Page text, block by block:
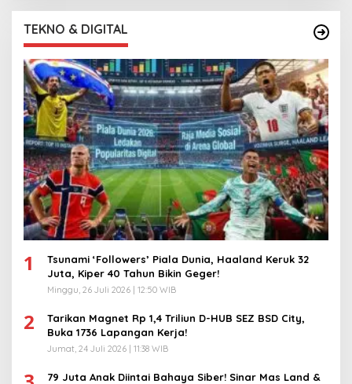
TEKNO & DIGITAL
1
Tsunami ‘Followers’ Piala Dunia, Haaland Keruk 32
Juta, Kiper 40 Tahun Bikin Geger!
Minggu, 26 Juli 2026 | 12:50 WIB
2
Tarikan Magnet Rp 1,4 Triliun D-HUB SEZ BSD City,
Buka 1736 Lapangan Kerja!
Jumat, 24 Juli 2026 | 11:38 WIB
79 Juta Anak Diintai Bahaya Siber! Sinar Mas Land &